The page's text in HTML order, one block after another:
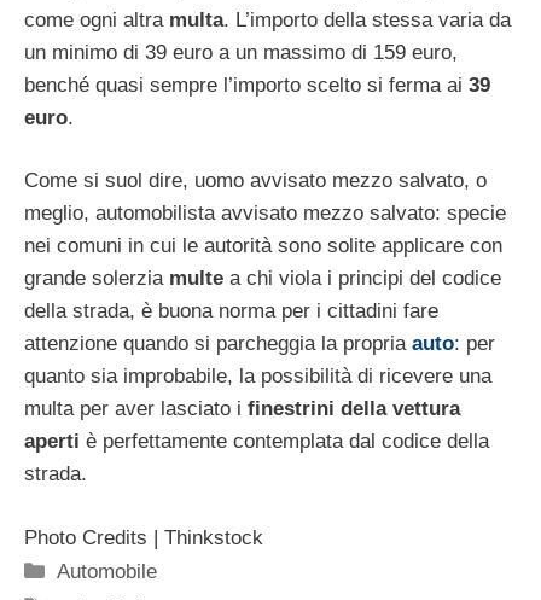
come ogni altra multa. L’importo della stessa varia da
un minimo di 39 euro a un massimo di 159 euro,
benché quasi sempre l’importo scelto si ferma ai 39
euro.
Come si suol dire, uomo avvisato mezzo salvato, o
meglio, automobilista avvisato mezzo salvato: specie
nei comuni in cui le autorità sono solite applicare con
grande solerzia multe a chi viola i principi del codice
della strada, è buona norma per i cittadini fare
attenzione quando si parcheggia la propria auto: per
quanto sia improbabile, la possibilità di ricevere una
multa per aver lasciato i finestrini della vettura
aperti è perfettamente contemplata dal codice della
strada.
Photo Credits | Thinkstock
Categorie
Automobile